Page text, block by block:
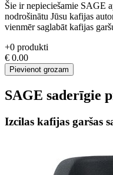
Šie ir nepieciešamie SAGE
nodrošinātu Jūsu kafijas
vienmēr saglabāt kafijas
+0 produkti
€ 0.00
Pievienot grozam
SAGE saderīgie
Izcilas kafijas garšas